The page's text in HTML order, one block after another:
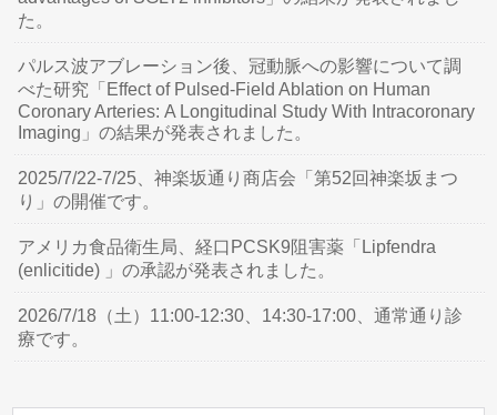
た。
パルス波アブレーション後、冠動脈への影響について調
べた研究「Effect of Pulsed-Field Ablation on Human
Coronary Arteries: A Longitudinal Study With Intracoronary
Imaging」の結果が発表されました。
2025/7/22-7/25、神楽坂通り商店会「第52回神楽坂まつ
り」の開催です。
アメリカ食品衛生局、経口PCSK9阻害薬「Lipfendra
(enlicitide) 」の承認が発表されました。
2026/7/18（土）11:00-12:30、14:30-17:00、通常通り診
療です。